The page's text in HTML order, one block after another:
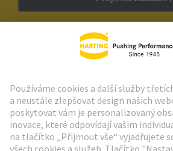
Zpravodaj HARTING
Přejít na registraci